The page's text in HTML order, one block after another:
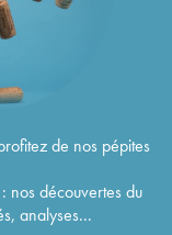
de nos pépites
nos découvertes du
analyses...